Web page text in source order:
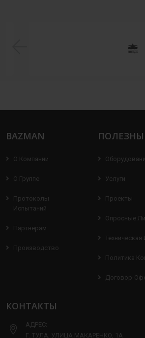
BAZMAN
О Компании
О Группе
Протоколы
Испытаний
Партнерам
Производство
Услуги
Проекты
Опросные
Политика
Договор-
КОНТАКТЫ
АДРЕС:
Г. ТУЛА, УЛИЦА МАКАРЕНКО, 1А